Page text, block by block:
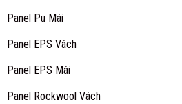
Panel Pu Mái
Panel EPS Vách
Panel EPS Mái
Panel Rockwool Vách